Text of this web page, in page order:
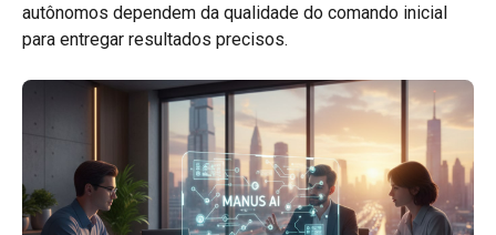
autônomos dependem da qualidade do comando inicial
para entregar resultados precisos.